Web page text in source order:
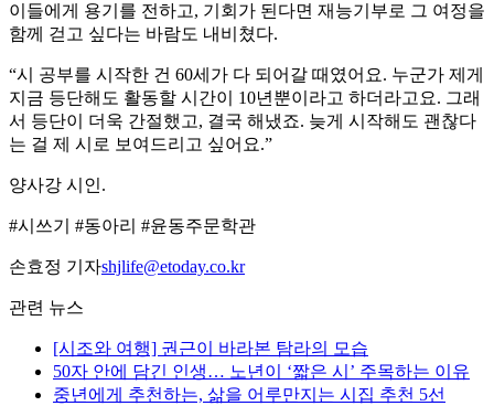
이들에게 용기를 전하고, 기회가 된다면 재능기부로 그 여정을
함께 걷고 싶다는 바람도 내비쳤다.
“시 공부를 시작한 건 60세가 다 되어갈 때였어요. 누군가 제게
지금 등단해도 활동할 시간이 10년뿐이라고 하더라고요. 그래
서 등단이 더욱 간절했고, 결국 해냈죠. 늦게 시작해도 괜찮다
는 걸 제 시로 보여드리고 싶어요.”
양사강 시인.
#시쓰기 #동아리 #윤동주문학관
손효정 기자shjlife@etoday.co.kr
관련 뉴스
[시조와 여행] 권근이 바라본 탐라의 모습
50자 안에 담긴 인생… 노년이 ‘짧은 시’ 주목하는 이유
중년에게 추천하는, 삶을 어루만지는 시집 추천 5선